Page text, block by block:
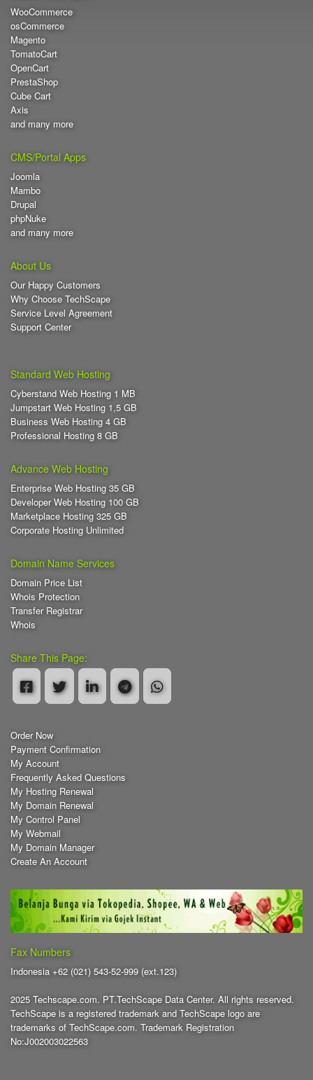
WooCommerce
osCommerce
Magento
TomatoCart
OpenCart
PrestaShop
Cube Cart
Axis
and many more
CMS/Portal Apps
Joomla
Mambo
Drupal
phpNuke
and many more
About Us
Our Happy Customers
Why Choose TechScape
Service Level Agreement
Support Center
Standard Web Hosting
Cyberstand Web Hosting 1 MB
Jumpstart Web Hosting 1,5 GB
Business Web Hosting 4 GB
Professional Hosting 8 GB
Advance Web Hosting
Enterprise Web Hosting 35 GB
Developer Web Hosting 100 GB
Marketplace Hosting 325 GB
Corporate Hosting Unlimited
Domain Name Services
Domain Price List
Whois Protection
Transfer Registrar
Whois
Share This Page:
Order Now
Payment Confirmation
My Account
Frequently Asked Questions
My Hosting Renewal
My Domain Renewal
My Control Panel
My Webmail
My Domain Manager
Create An Account
Fax Numbers
Indonesia +62 (021) 543-52-999 (ext.123)
2025 Techscape.com. PT.TechScape Data Center. All rights reserved.
TechScape is a registered trademark and TechScape logo are
trademarks of TechScape.com. Trademark Registration
No:J002003022563